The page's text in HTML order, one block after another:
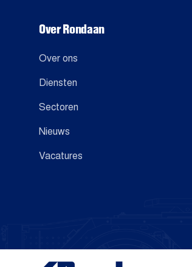
Over Rondaan
Over ons
Diensten
Sectoren
Nieuws
Vacatures